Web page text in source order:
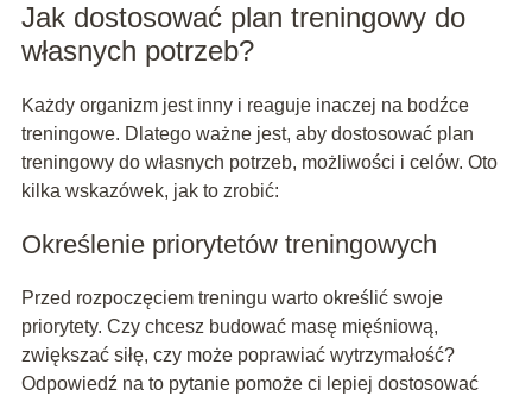
Jak dostosować plan treningowy do
własnych potrzeb?
Każdy organizm jest inny i reaguje inaczej na bodźce
treningowe. Dlatego ważne jest, aby dostosować plan
treningowy do własnych potrzeb, możliwości i celów. Oto
kilka wskazówek, jak to zrobić:
Określenie priorytetów treningowych
Przed rozpoczęciem treningu warto określić swoje
priorytety. Czy chcesz budować masę mięśniową,
zwiększać siłę, czy może poprawiać wytrzymałość?
Odpowiedź na to pytanie pomoże ci lepiej dostosować